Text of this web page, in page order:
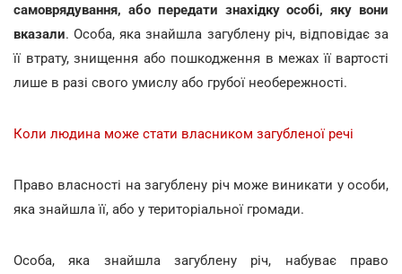
самоврядування, або передати знахідку особі, яку вони
вказали. Особа, яка знайшла загублену річ, відповідає за
її втрату, знищення або пошкодження в межах її вартості
лише в разі свого умислу або грубої необережності.
Коли людина може стати власником загубленої речі
Право власності на загублену річ може виникати у особи,
яка знайшла її, або у територіальної громади.
Особа, яка знайшла загублену річ, набуває право